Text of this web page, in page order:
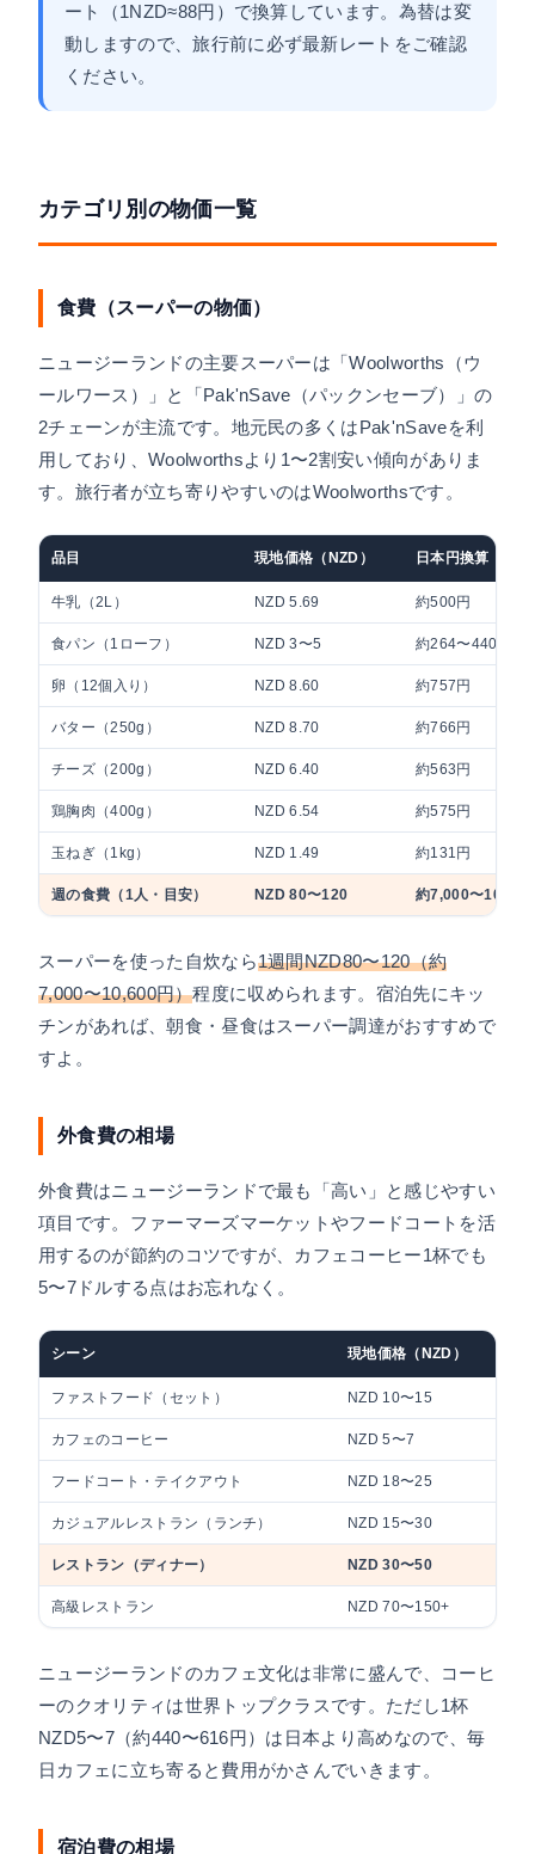
ート（1NZD≈88円）で換算しています。為替は変
動しますので、旅行前に必ず最新レートをご確認
ください。
カテゴリ別の物価一覧
食費（スーパーの物価）
ニュージーランドの主要スーパーは「Woolworths（ウ
ールワース）」と「Pak'nSave（パックンセーブ）」の
2チェーンが主流です。地元民の多くはPak'nSaveを利
用しており、Woolworthsより1〜2割安い傾向がありま
す。旅行者が立ち寄りやすいのはWoolworthsです。
品目 現地価格（NZD） 日本円換算（目
牛乳（2L） NZD 5.69 約500円
食パン（1ローフ） NZD 3〜5 約264〜440円
卵（12個入り） NZD 8.60 約757円
バター（250g） NZD 8.70 約766円
チーズ（200g） NZD 6.40 約563円
鶏胸肉（400g） NZD 6.54 約575円
玉ねぎ（1kg） NZD 1.49 約131円
週の食費（1人・目安） NZD 80〜120 約7,000〜10,600
スーパーを使った自炊なら1週間NZD80〜120（約
7,000〜10,600円）程度に収められます。宿泊先にキッ
チンがあれば、朝食・昼食はスーパー調達がおすすめで
すよ。
外食費の相場
外食費はニュージーランドで最も「高い」と感じやすい
項目です。ファーマーズマーケットやフードコートを活
用するのが節約のコツですが、カフェコーヒー1杯でも
5〜7ドルする点はお忘れなく。
シーン 現地価格（NZD）
ファストフード（セット） NZD 10〜15
カフェのコーヒー NZD 5〜7
フードコート・テイクアウト NZD 18〜25
カジュアルレストラン（ランチ） NZD 15〜30
レストラン（ディナー） NZD 30〜50
高級レストラン NZD 70〜150+
ニュージーランドのカフェ文化は非常に盛んで、コーヒ
ーのクオリティは世界トップクラスです。ただし1杯
NZD5〜7（約440〜616円）は日本より高めなので、毎
日カフェに立ち寄ると費用がかさんでいきます。
宿泊費の相場